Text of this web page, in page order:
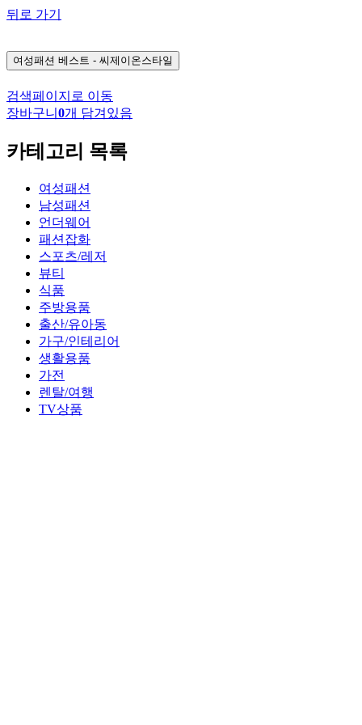
뒤로 가기
여성패션 베스트 - 씨제이온스타일
검색페이지로 이동
장바구니 0개 담겨있음
카테고리 목록
여성패션
남성패션
언더웨어
패션잡화
스포츠/레저
뷰티
식품
주방용품
출산/유아동
가구/인테리어
생활용품
가전
렌탈/여행
TV상품